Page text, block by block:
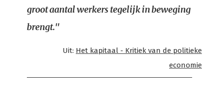
groot aantal werkers tegelijk in beweging
brengt."
Uit: Het kapitaal - Kritiek van de politieke
economie